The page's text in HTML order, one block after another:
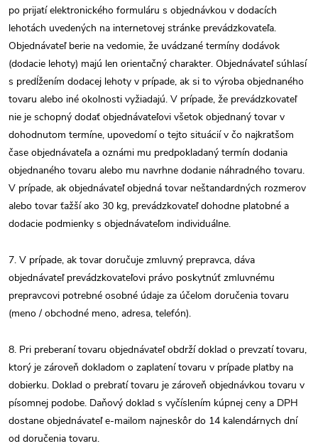
po prijatí elektronického formuláru s objednávkou v dodacích
lehotách uvedených na internetovej stránke prevádzkovateľa.
Objednávateľ berie na vedomie, že uvádzané termíny dodávok
(dodacie lehoty) majú len orientačný charakter. Objednávateľ súhlasí
s predĺžením dodacej lehoty v prípade, ak si to výroba objednaného
tovaru alebo iné okolnosti vyžiadajú. V prípade, že prevádzkovateľ
nie je schopný dodať objednávateľovi všetok objednaný tovar v
dohodnutom termíne, upovedomí o tejto situácií v čo najkratšom
čase objednávateľa a oznámi mu predpokladaný termín dodania
objednaného tovaru alebo mu navrhne dodanie náhradného tovaru.
V prípade, ak objednávateľ objedná tovar neštandardných rozmerov
alebo tovar ťažší ako 30 kg, prevádzkovateľ dohodne platobné a
dodacie podmienky s objednávateľom individuálne.
7. V prípade, ak tovar doručuje zmluvný prepravca, dáva
objednávateľ prevádzkovateľovi právo poskytnúť zmluvnému
prepravcovi potrebné osobné údaje za účelom doručenia tovaru
(meno / obchodné meno, adresa, telefón).
8. Pri preberaní tovaru objednávateľ obdrží doklad o prevzatí tovaru,
ktorý je zároveň dokladom o zaplatení tovaru v prípade platby na
dobierku. Doklad o prebratí tovaru je zároveň objednávkou tovaru v
písomnej podobe. Daňový doklad s vyčíslením kúpnej ceny a DPH
dostane objednávateľ e-mailom najneskôr do 14 kalendárnych dní
od doručenia tovaru.